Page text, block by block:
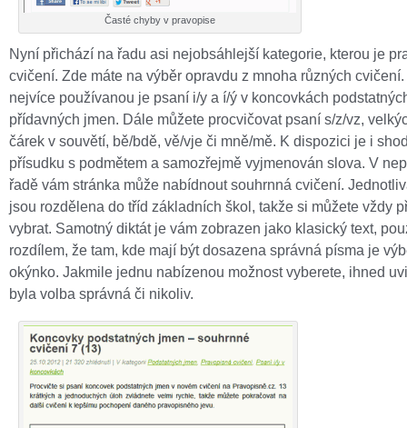
Časté chyby v pravopise
Nyní přichází na řadu asi nejobsáhlejší kategorie, kterou je
cvičení. Zde máte na výběr opravdu z mnoha různých cvičení.
nejvíce používanou je psaní i/y a í/ý v koncovkách
přídavných jmen. Dále můžete procvičovat psaní s/z/vz,
čárek v souvětí, bě/bdě, vě/vje či mně/mě. K dispozici je i
přísudku s podmětem a samozřejmě vyjmenován slova. V
řadě vám stránka může nabídnout souhrnná cvičení.
jsou rozdělena do tříd základních škol, takže si můžete vždy
vybrat. Samotný diktát je vám zobrazen jako klasický text,
rozdílem, že tam, kde mají být dosazena správná písma je
okýnko. Jakmile jednu nabízenou možnost vyberete, ihned
byla volba správná či nikoliv.